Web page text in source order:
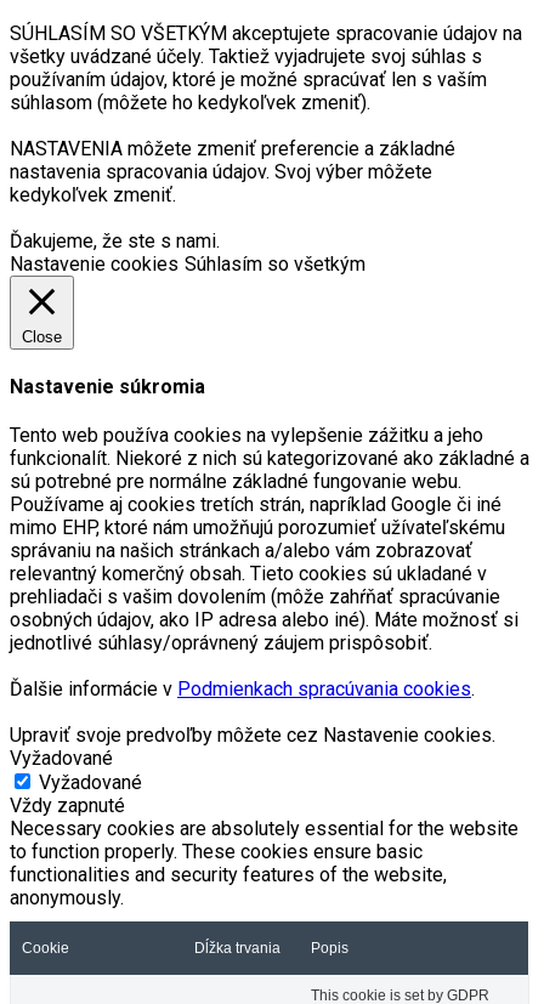
SÚHLASÍM SO VŠETKÝM akceptujete spracovanie údajov na
všetky uvádzané účely. Taktiež vyjadrujete svoj súhlas s
používaním údajov, ktoré je možné spracúvať len s vaším
súhlasom (môžete ho kedykoľvek zmeniť).
NASTAVENIA môžete zmeniť preferencie a základné
nastavenia spracovania údajov. Svoj výber môžete
kedykoľvek zmeniť.
Ďakujeme, že ste s nami.
Nastavenie cookies Súhlasím so všetkým
Close
Nastavenie súkromia
Tento web používa cookies na vylepšenie zážitku a jeho
funkcionalít. Niekoré z nich sú kategorizované ako základné a
sú potrebné pre normálne základné fungovanie webu.
Používame aj cookies tretích strán, napríklad Google či iné
mimo EHP, ktoré nám umožňujú porozumieť užívateľskému
správaniu na našich stránkach a/alebo vám zobrazovať
relevantný komerčný obsah. Tieto cookies sú ukladané v
prehliadači s vašim dovolením (môže zahŕňať spracúvanie
osobných údajov, ako IP adresa alebo iné). Máte možnosť si
jednotlivé súhlasy/oprávnený záujem prispôsobiť.
Ďalšie informácie v Podmienkach spracúvania cookies.
Upraviť svoje predvoľby môžete cez Nastavenie cookies.
Vyžadované
Vyžadované
Vždy zapnuté
Necessary cookies are absolutely essential for the website
to function properly. These cookies ensure basic
functionalities and security features of the website,
anonymously.
Cookie Dĺžka trvania Popis
This cookie is set by GDPR